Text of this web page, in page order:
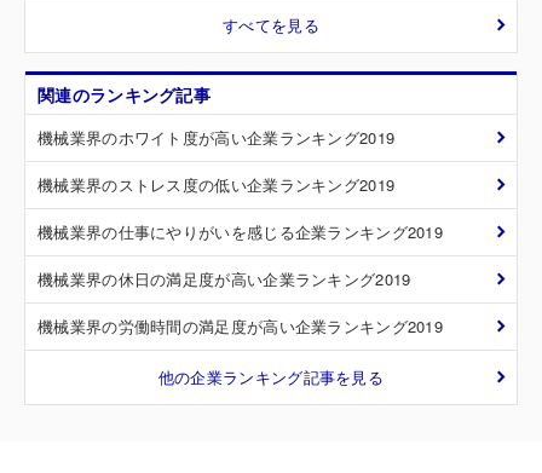
すべてを見る
関連のランキング記事
機械業界のホワイト度が高い企業ランキング2019
機械業界のストレス度の低い企業ランキング2019
機械業界の仕事にやりがいを感じる企業ランキング2019
機械業界の休日の満足度が高い企業ランキング2019
機械業界の労働時間の満足度が高い企業ランキング2019
他の企業ランキング記事を見る